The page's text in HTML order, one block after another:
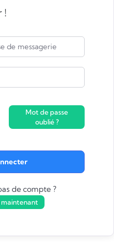
!
Mot de passe
oublié ?
de compte ?
maintenant